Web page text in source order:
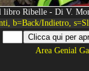
Ribelle - Di V.
b=Back/Indietro,
Area Genial